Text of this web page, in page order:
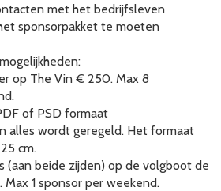
met het bedrijfsleven
sponsorpakket te moeten
op The Vin € 250. Max 8
of PSD formaat
alles wordt geregeld. Het formaat
cm.
(aan beide zijden) op de volgboot de
1 sponsor per weekend.